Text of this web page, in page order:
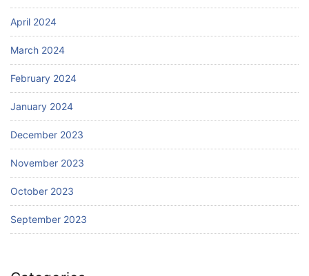
April 2024
March 2024
February 2024
January 2024
December 2023
November 2023
October 2023
September 2023